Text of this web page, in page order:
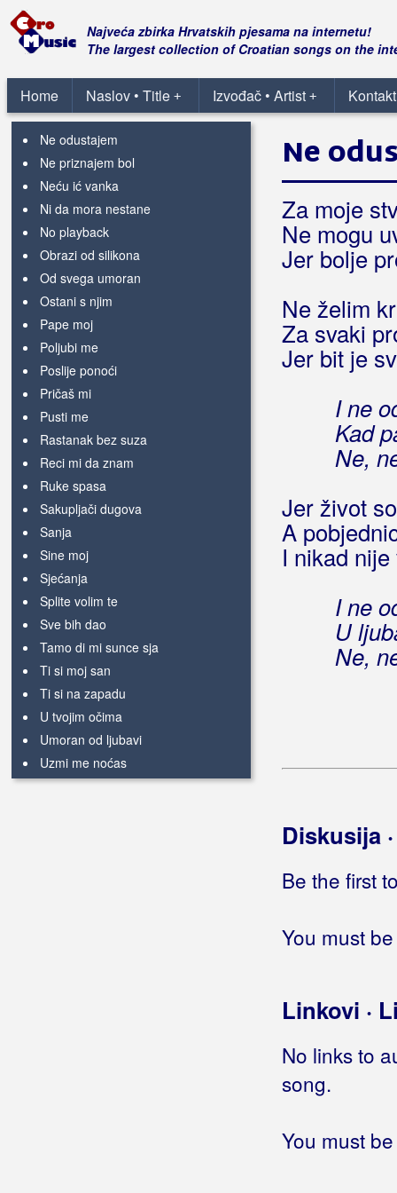
Najveća zbirka Hrvatskih pjesama na internetu!
The largest collection of Croatian songs on the
Home +
Naslov • Title +
Izvođač • Artist
More plavo
More sudbine
Napuštam sve
Nazovi me
Ne odustajem
Ne priznajem bol
Neću ić vanka
Ni da mora nestane
No playback
Obrazi od silikona
Od svega umoran
Ostani s njim
Pape moj
Poljubi me
Poslije ponoći
Pričaš mi
Pusti me
Rastanak bez suza
Reci mi da znam
Ruke spasa
Sakupljači dugova
Sanja
Sine moj
Sjećanja
Splite volim te
Sve bih dao
Tamo di mi sunce sja
Ti si moj san
Ti si na zapadu
U tvojim očima
Umoran od ljubavi
Uzmi me noćas
Više ne želim te
Ne
Za moje
Ne mogu
Jer bolje
Ne želim
Za svaki
Jer bit je
I ne
Kad
Ne,
Jer život
A
I nikad
I ne
U
Ne,
Diskusija
Be the first
You must
Linkovi ·
No links to
song.
You must